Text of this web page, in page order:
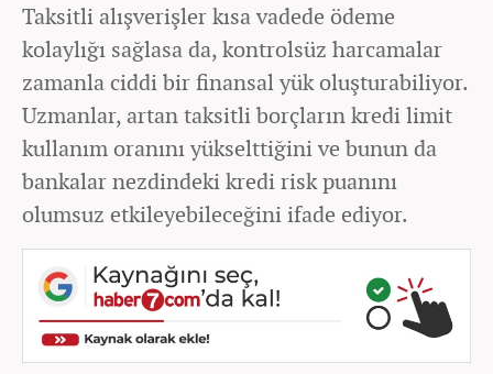
Taksitli alışverişler kısa vadede ödeme
kolaylığı sağlasa da, kontrolsüz harcamalar
zamanla ciddi bir finansal yük oluşturabiliyor.
Uzmanlar, artan taksitli borçların kredi limit
kullanım oranını yükselttiğini ve bunun da
bankalar nezdindeki kredi risk puanını
olumsuz etkileyebileceğini ifade ediyor.